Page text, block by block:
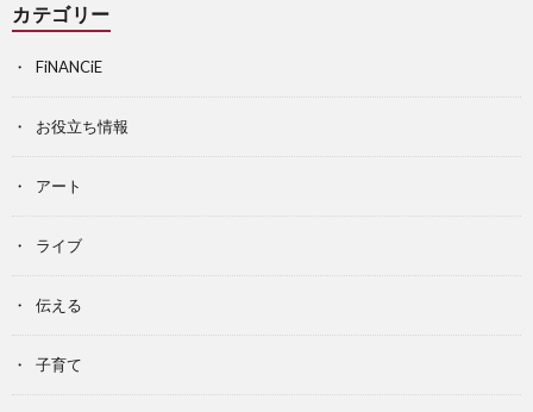
カテゴリー
FiNANCiE
お役立ち情報
アート
ライブ
伝える
子育て